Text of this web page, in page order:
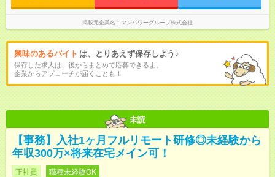
掲載元企業名 マンパワーグループ株式会社
興味のあるバイト は、とりあえず保存しよう♪
保存した求人は、後からまとめて応募できるよ。
企業からアプローチが届くことも！
未読
【事務】入社1ヶ月フルリモート研修◎未経験から
年収300万×将来在宅メイン可！
正社員 職種未経験OK